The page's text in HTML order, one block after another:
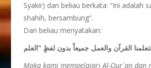
Syakir) dan beliau berkata: “Ini adalah
shahih, bersambung”.
Dan beliau menyatakan:
Maka kami mempelajari Al-Qur`an dan